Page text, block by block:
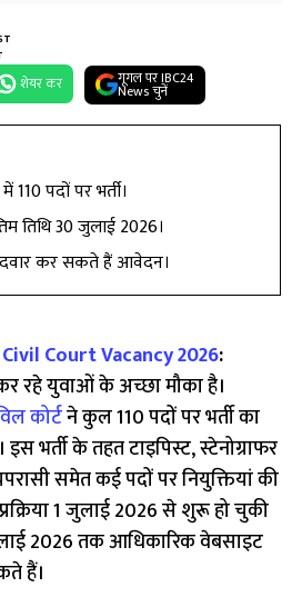
शेयर कर गूगल पर IBC24
News चुनें
पदों पर भर्ती।
30 जुलाई 2026।
कर सकते हैं आवेदन।
Court Vacancy 2026:
रहे युवाओं के अच्छा मौका है।
कोर्टने कुल 110 पदों पर भर्ती का
इस भर्ती के तहत टाइपिस्ट, स्टेनोग्राफर
समेत कई पदों पर नियुक्तियां की
प्रक्रिया 1 जुलाई 2026 से शुरू हो चुकी
2026 तक आधिकारिक वेबसाइट
हैं।